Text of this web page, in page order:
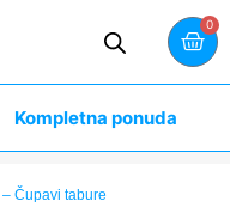
0
Kompletna ponuda
Čupavi tabure